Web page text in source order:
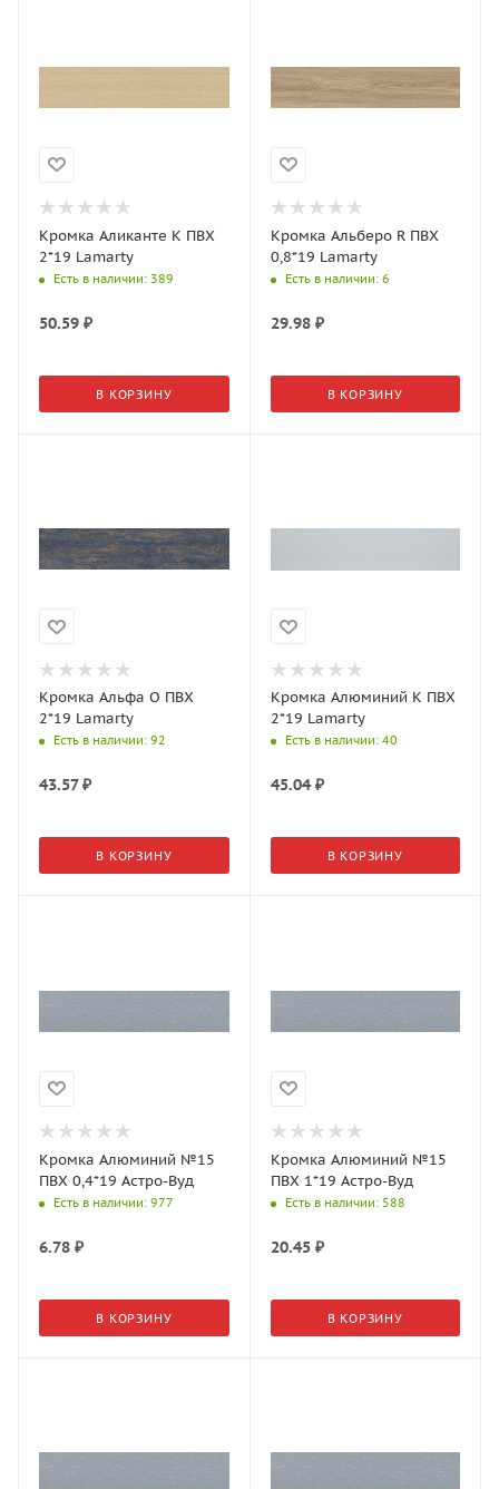
Кромка Аликанте K ПВХ
2*19 Lamarty
Есть в наличии: 389
50.59 ₽
В КОРЗИНУ
Кромка Альберо R ПВХ
0,8*19 Lamarty
Есть в наличии: 6
29.98₽
В КОРЗИНУ
Кромка Альфа О ПВХ
2*19 Lamarty
Есть в наличии: 92
43.57₽
В КОРЗИНУ
Кромка Алюминий K ПВХ
2*19 Lamarty
Есть в наличии: 40
45.04₽
В КОРЗИНУ
Кромка Алюминий №15
ПВХ 0,4*19 Астро-Вуд
Есть в наличии: 977
6.78 ₽
В КОРЗИНУ
Кромка Алюминий №15
ПВХ 1*19 Астро-Вуд
Есть в наличии: 588
20.45₽
В КОРЗИНУ